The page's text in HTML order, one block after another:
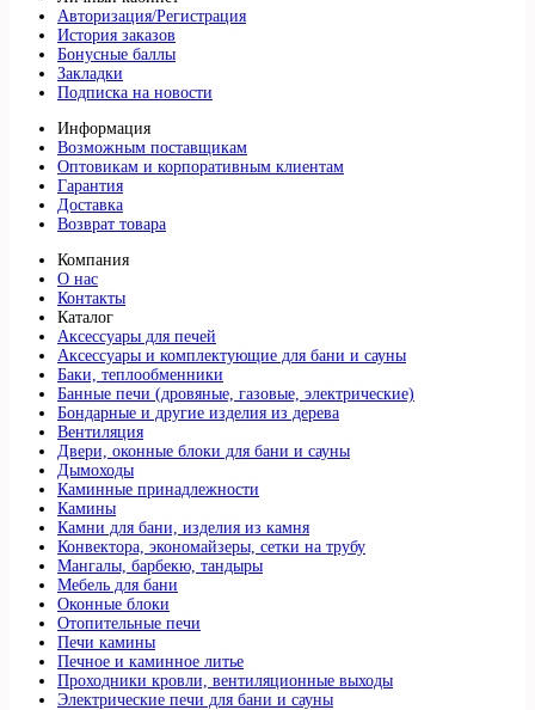
Авторизация/Регистрация
История заказов
Бонусные баллы
Закладки
Подписка на новости
Информация
Возможным поставщикам
Оптовикам и корпоративным клиентам
Гарантия
Доставка
Возврат товара
Компания
О нас
Контакты
Каталог
Аксессуары для печей
Аксессуары и комплектующие для бани и сауны
Баки, теплообменники
Банные печи (дровяные, газовые, электрические)
Бондарные и другие изделия из дерева
Вентиляция
Двери, оконные блоки для бани и сауны
Дымоходы
Каминные принадлежности
Камины
Камни для бани, изделия из камня
Конвектора, экономайзеры, сетки на трубу
Мангалы, барбекю, тандыры
Мебель для бани
Оконные блоки
Отопительные печи
Печи камины
Печное и каминное литье
Проходники кровли, вeнтиляционные выходы
Электрические печи для бани и сауны